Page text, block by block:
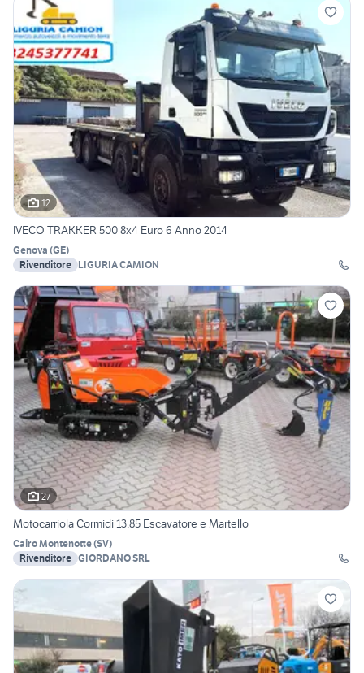
12
IVECO TRAKKER 500 8x4 Euro 6 Anno 2014
Genova (GE)
Rivenditore LIGURIA CAMION
27
Motocarriola Cormidi 13.85 Escavatore e Martello
Cairo Montenotte(SV)
Rivenditore GIORDANO SRL